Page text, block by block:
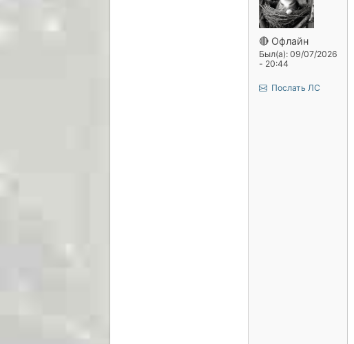
🔴 Офлайн
Был(а): 09/07/2026
- 20:44
Послать ЛС